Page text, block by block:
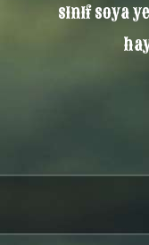
sınıf soya